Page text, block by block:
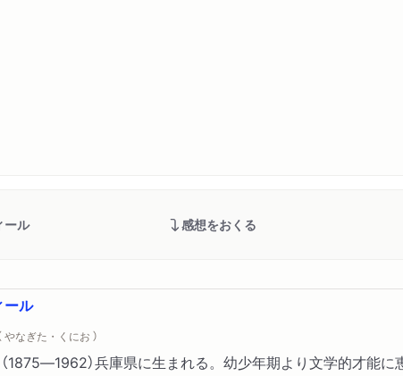
ール 感想をおくる
ール
やなぎた・くにお ）
1875―1962）兵庫県に生まれる。幼少年期より文学的才能